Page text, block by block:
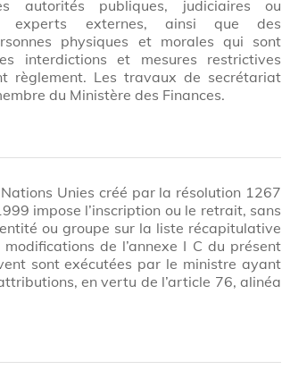
autorités publiques, judiciaires ou
experts externes, ainsi que des
physiques et morales qui sont
interdictions et mesures restrictives
règlement. Les travaux de secrétariat
du Ministère des Finances.
Unies créé par la résolution 1267
impose l’inscription ou le retrait, sans
ou groupe sur la liste récapitulative
de l’annexe I C du présent
sont exécutées par le ministre ayant
en vertu de l’article 76, alinéa